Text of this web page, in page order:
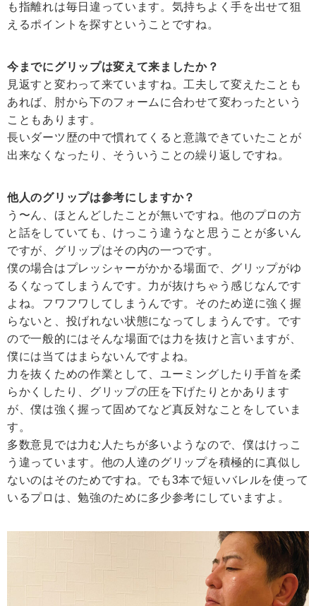
も指離れは毎日違っています。気持ちよく手を出せて狙
えるポイントを探すということですね。
今までにグリップは変えて来ましたか？
見返すと変わって来ていますね。工夫して変えたことも
あれば、肘から下のフォームに合わせて変わったという
こともあります。
長いダーツ歴の中で慣れてくると意識できていたことが
出来なくなったり、そういうことの繰り返しですね。
他人のグリップは参考にしますか？
う〜ん、ほとんどしたことが無いですね。他のプロの方
と話をしていても、けっこう違うなと思うことが多いん
ですが、グリップはその内の一つです。
僕の場合はプレッシャーがかかる場面で、グリップがゆ
るくなってしまうんです。力が抜けちゃう感じなんです
よね。フワフワしてしまうんです。そのため逆に強く握
らないと、投げれない状態になってしまうんです。です
ので一般的にはそんな場面では力を抜けと言いますが、
僕には当てはまらないんですよね。
力を抜くための作業として、ユーミングしたり手首を柔
らかくしたり、グリップの圧を下げたりとかあります
が、僕は強く握って固めてなど真反対なことをしていま
す。
多数意見では力む人たちが多いようなので、僕はけっこ
う違っています。他の人達のグリップを積極的に真似し
ないのはそのためですね。でも3本で短いバレルを使って
いるプロは、勉強のために多少参考にしていますよ。